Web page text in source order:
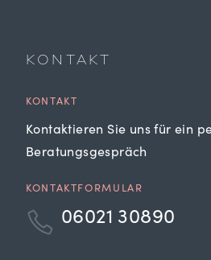
KONTAKT
KONTAKT
Kontaktieren Sie uns für ein
Beratungsgespräch
KONTAKTFORMULAR
06021 30890